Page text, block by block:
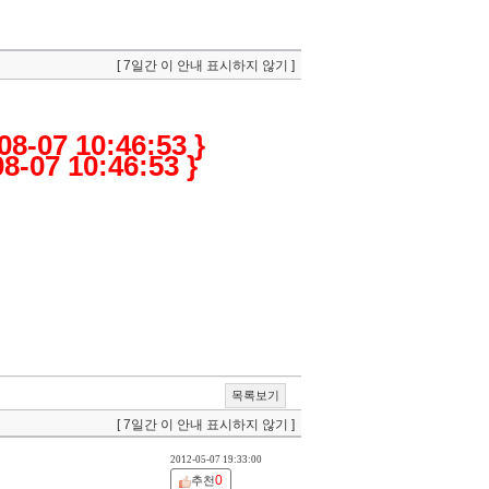
[ 7일간 이 안내 표시하지 않기 ]
07 10:46:53 }
07 10:46:53 }
목록보기
[ 7일간 이 안내 표시하지 않기 ]
2012-05-07 19:33:00
추천0